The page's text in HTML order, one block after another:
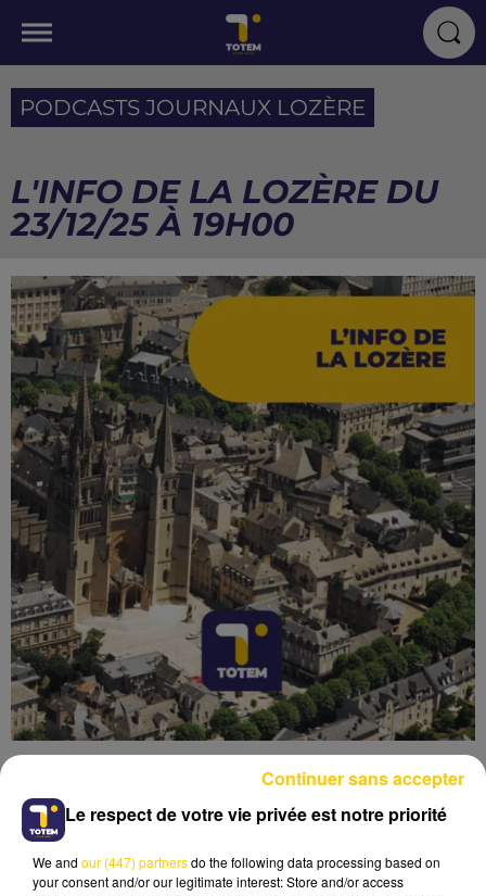
PODCASTS JOURNAUX LOZÈRE
L'INFO DE LA LOZÈRE DU
23/12/25 À 19H00
Lecture (4 min 9 sec)
Le respect de votre vie privée est notre priorité
We and our (447) partnersdo the following data processing based on
your consent and/or our legitimate interest: Store and/or access
Continuer sans accepter